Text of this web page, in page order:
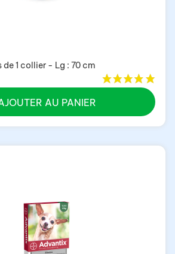
1 collier - Lg : 70 cm
AU PANIER